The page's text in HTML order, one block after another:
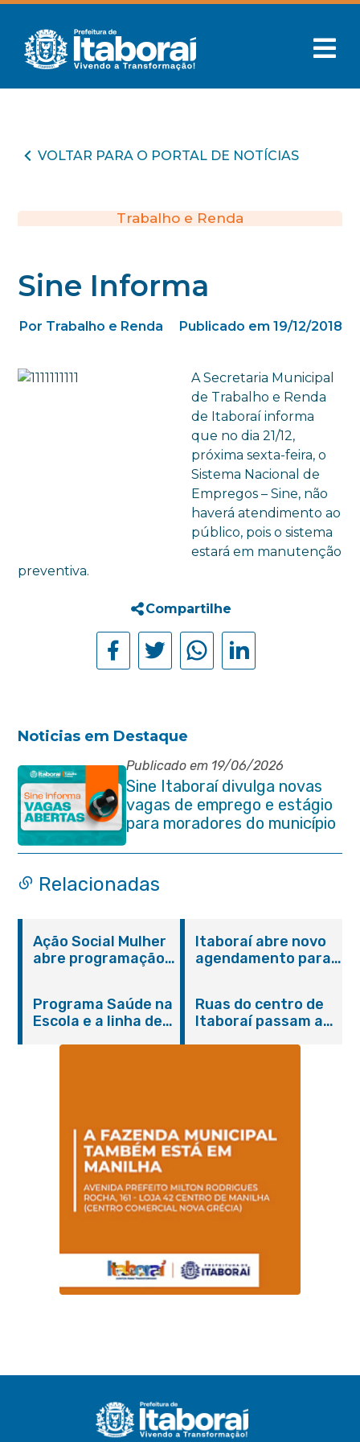
VOLTAR PARA O PORTAL DE NOTÍCIAS
Trabalho e Renda
Sine Informa
Por Trabalho e Renda Publicado em 19/12/2018
A Secretaria Municipal
de Trabalho e Renda
de Itaboraí informa
que no dia 21/12,
próxima sexta-feira, o
Sistema Nacional de
Empregos – Sine, não
haverá atendimento ao
público, pois o sistema
estará em manutenção
preventiva.
Compartilhe
Noticias em Destaque
Publicado em 19/06/2026
Sine Itaboraí divulga novas
vagas de emprego e estágio
para moradores do município
Relacionadas
Ação Social Mulher
abre programação
serviços gratuitos e
orientações
Itaboraí abre novo
agendamento para
Programa Saúde na
Escola e a linha de
Magalhães Seabra
Ruas do centro de
Itaboraí passam a